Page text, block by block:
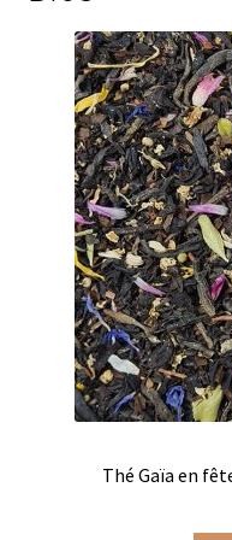
Matés en vrac
Thés blancs
Thés d’origine
Thés glacés
Thés noirs
Thés oolongs
Thés sombres
Thé Gaïa en